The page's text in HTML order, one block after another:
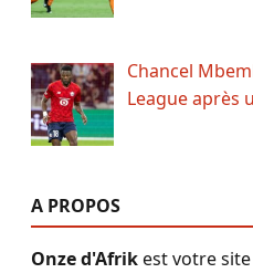
Chancel
League après
A PROPOS
Onze d'Afrikest votre